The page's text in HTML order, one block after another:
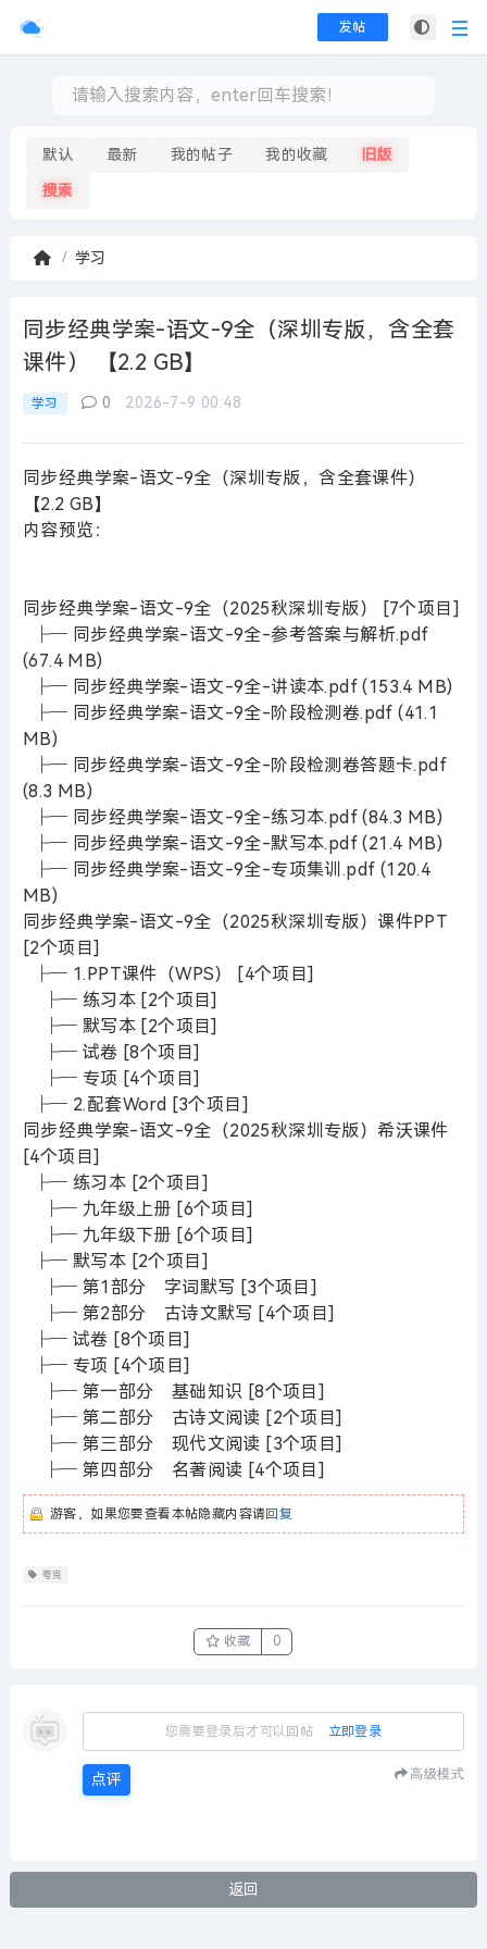
发帖
默认 最新 我的帖子 我的收藏 旧版
搜索
页
学习
同步经典学案-语文-9全（深圳专版，含全套
课件） 【2.2 GB】
学习 0 2026-7-9 00:48
同步经典学案-语文-9全（深圳专版，含全套课件）
【2.2 GB】
内容预览：
同步经典学案-语文-9全（2025秋深圳专版） [7个项目]
├─ 同步经典学案-语文-9全-参考答案与解析.pdf
(67.4 MB)
├─ 同步经典学案-语文-9全-讲读本.pdf (153.4 MB)
├─ 同步经典学案-语文-9全-阶段检测卷.pdf (41.1
MB)
├─ 同步经典学案-语文-9全-阶段检测卷答题卡.pdf
(8.3 MB)
├─ 同步经典学案-语文-9全-练习本.pdf (84.3 MB)
├─ 同步经典学案-语文-9全-默写本.pdf (21.4 MB)
├─ 同步经典学案-语文-9全-专项集训.pdf (120.4
MB)
同步经典学案-语文-9全（2025秋深圳专版）课件PPT
[2个项目]
├─ 1.PPT课件（WPS） [4个项目]
├─ 练习本 [2个项目]
├─ 默写本 [2个项目]
├─ 试卷 [8个项目]
├─ 专项 [4个项目]
├─ 2.配套Word [3个项目]
同步经典学案-语文-9全（2025秋深圳专版）希沃课件
[4个项目]
├─ 练习本 [2个项目]
├─ 九年级上册 [6个项目]
├─ 九年级下册 [6个项目]
├─ 默写本 [2个项目]
├─ 第1部分 字词默写 [3个项目]
├─ 第2部分 古诗文默写 [4个项目]
├─ 试卷 [8个项目]
├─ 专项 [4个项目]
├─ 第一部分 基础知识 [8个项目]
├─ 第二部分 古诗文阅读 [2个项目]
├─ 第三部分 现代文阅读 [3个项目]
├─ 第四部分 名著阅读 [4个项目]
游客，如果您要查看本帖隐藏内容请回复
夸克
收藏 0
您需要登录后才可以回帖 立即登录
点评 高级模式
返回